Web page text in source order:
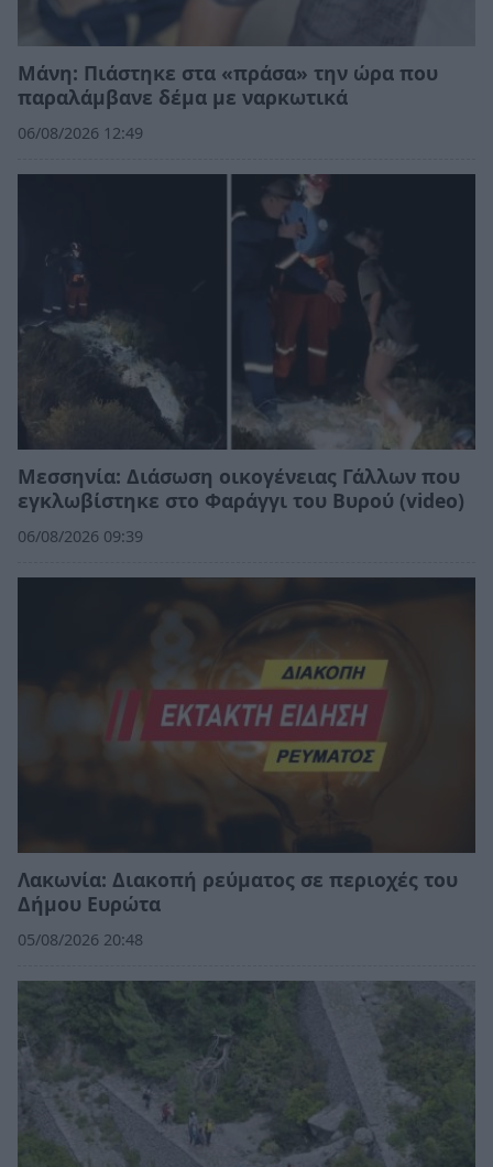
Μάνη: Πιάστηκε στα «πράσα» την ώρα που
παραλάμβανε δέμα με ναρκωτικά
06/08/2026 12:49
Μεσσηνία: Διάσωση οικογένειας Γάλλων που
εγκλωβίστηκε στο Φαράγγι του Βυρού (video)
06/08/2026 09:39
Λακωνία: Διακοπή ρεύματος σε περιοχές του
Δήμου Ευρώτα
05/08/2026 20:48